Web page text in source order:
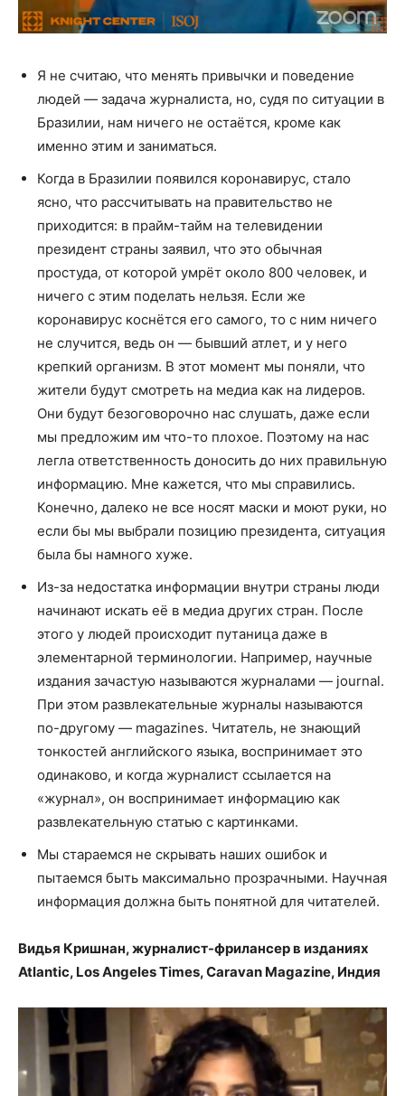
Я не считаю, что менять привычки и поведение
людей — задача журналиста, но, судя по ситуации в
Бразилии, нам ничего не остаётся, кроме как
именно этим и заниматься.
Когда в Бразилии появился коронавирус, стало
ясно, что рассчитывать на правительство не
приходится: в прайм-тайм на телевидении
президент страны заявил, что это обычная
простуда, от которой умрёт около 800 человек, и
ничего с этим поделать нельзя. Если же
коронавирус коснётся его самого, то с ним ничего
не случится, ведь он — бывший атлет, и у него
крепкий организм. В этот момент мы поняли, что
жители будут смотреть на медиа как на лидеров.
Они будут безоговорочно нас слушать, даже если
мы предложим им что-то плохое. Поэтому на нас
легла ответственность доносить до них правильную
информацию. Мне кажется, что мы справились.
Конечно, далеко не все носят маски и моют руки, но
если бы мы выбрали позицию президента, ситуация
была бы намного хуже.
Из-за недостатка информации внутри страны люди
начинают искать её в медиа других стран. После
этого у людей происходит путаница даже в
элементарной терминологии. Например, научные
издания зачастую называются журналами — journal.
При этом развлекательные журналы называются
по-другому — magazines. Читатель, не знающий
тонкостей английского языка, воспринимает это
одинаково, и когда журналист ссылается на
«журнал», он воспринимает информацию как
развлекательную статью с картинками.
Мы стараемся не скрывать наших ошибок и
пытаемся быть максимально прозрачными. Научная
информация должна быть понятной для читателей.
Видья Кришнан, журналист-фрилансер в изданиях
Atlantic, Los Angeles Times, Caravan Magazine, Индия